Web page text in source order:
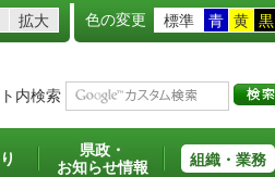
拡大 色の変更 標準 青 黄 黒
内検索
県政・
お知らせ情報
組織・業務